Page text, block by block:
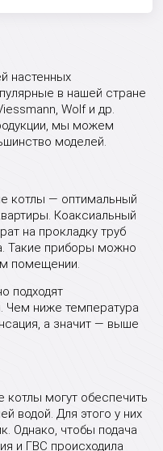
настенных
в нашей стране
Wolf и др.
мы можем
моделей.
котлы — оптимальный
Коаксиальный
на прокладку труб
Такие приборы можно
помещении.
подходят
Чем ниже температура
а значит — выше
котлы могут обеспечить
водой. Для этого у них
Однако, чтобы подача
и ГВС происходила